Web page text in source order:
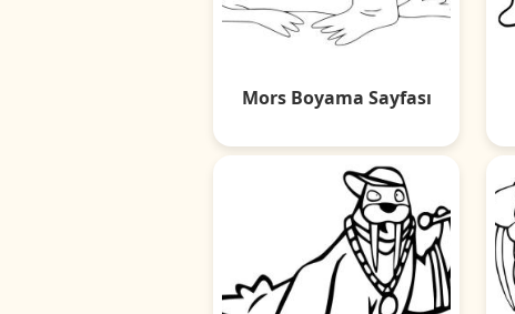
Mors Boyama Sayfası